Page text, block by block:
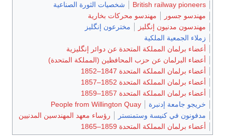
British railway pioneers
شخصيات الثورة الصناعية
مهندسو جسور
مهندسو محركات بخارية
مهندسون مدنيون إنگليز
مخترعون إنگليز
زملاء الجمعية الملكية
أعضاء برلمان المملكة المتحدة عن دوائر إنگليزية
أعضاء البرلمان عن حزب المحافظين (المملكة المتحدة)
أعضاء برلمان المملكة المتحدة 1847–1852
أعضاء برلمان المملكة المتحدة 1852–1857
أعضاء برلمان المملكة المتحدة 1857–1859
خريجو جامعة إدنبرة
People from Willington Quay
مدفونون في كنيسة وستمنستر
رؤساء معهد المهندسين المدنيين
أعضاء برلمان المملكة المتحدة 1859–1865